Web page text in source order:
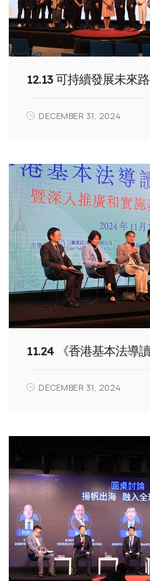
12.13 可持續發展未來
DECEMBER 31, 2024
11.24 《香港基本法導
DECEMBER 31, 2024